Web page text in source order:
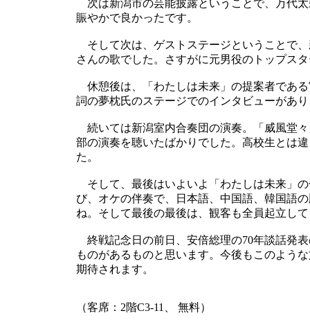
次は新潟市の芸能披露ということで、万代
賑やかで良かったです。
そして次は、ゲストステージということで
さんの歌でした。さすがに元男役のトップス
休憩後は、「わたしは未来」の提案者であ
詞の夢枕氏のステージでのインタビューがあ
続いては新潟室内合奏団の演奏。「威風堂
部の演奏を聴いたばかりでした。高校生とは
た。
そして、最後はいよいよ「わたしは未来」
び、オケの伴奏で、日本語、中国語、韓国語
ね。そして最後の最後は、観客も全員起立し
終戦記念日の前日、安倍総理の70年談話発
ものがあるものと思います。今後もこのよう
期待されます。
（客席：2階C3-11、 無料）